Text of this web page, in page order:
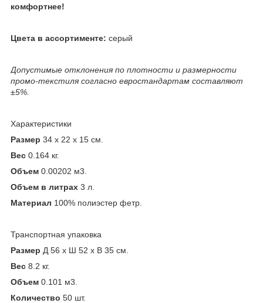
комфортнее!
Цвета в ассортименте: серый
Допустимые отклонения по плотности и размерности
промо-текстиля согласно евростандартам составляют
±5%.
Характеристики
Размер 34 x 22 x 15 см.
Вес 0.164 кг.
Объем 0.00202 м3
Объем в литрах 3 л.
Материал 100% полиэстер фетр.
Транспортная упаковка
Размер Д 56 x Ш 52 x В 35 см.
Вес 8.2 кг.
Объем 0.101 м3
Количество 50 шт.